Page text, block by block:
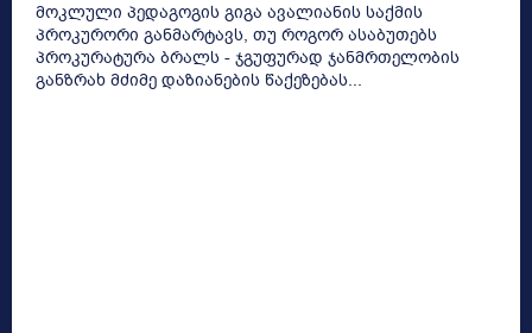
მოკლული პედაგოგის გიგა ავალიანის საქმის
პროკურორი განმარტავს, თუ როგორ ასაბუთებს
პროკურატურა ბრალს - ჯგუფურად ჯანმრთელობის
განზრახ მძიმე დაზიანების წაქეზებას...